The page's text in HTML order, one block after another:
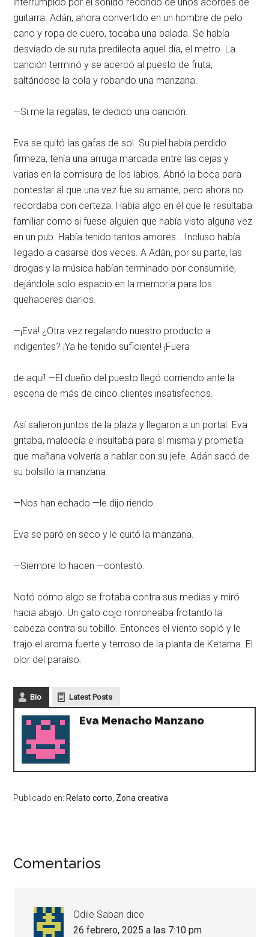
guitarra. Adán, ahora convertido en un hombre de pelo
cano y ropa de cuero, tocaba una balada. Se había
desviado de su ruta predilecta aquel día, el metro. La
canción terminó y se acercó al puesto de fruta,
saltándose la cola y robando una manzana:
—Si me la regalas, te dedico una canción.
Eva se quitó las gafas de sol. Su piel había perdido
firmeza, tenía una arruga marcada entre las cejas y
varias en la comisura de los labios. Abrió la boca para
contestar al que una vez fue su amante, pero ahora no
recordaba con certeza. Había algo en él que le resultaba
familiar como si fuese alguien que había visto alguna vez
en un pub. Había tenido tantos amores… Incluso había
llegado a casarse dos veces. A Adán, por su parte, las
drogas y la música habían terminado por consumirle,
dejándole solo espacio en la memoria para los
quehaceres diarios.
—¡Eva! ¿Otra vez regalando nuestro producto a
indigentes? ¡Ya he tenido suficiente! ¡Fuera
de aquí! —El dueño del puesto llegó corriendo ante la
escena de más de cinco clientes insatisfechos.
Así salieron juntos de la plaza y llegaron a un portal. Eva
gritaba, maldecía e insultaba para sí misma y prometía
que mañana volvería a hablar con su jefe. Adán sacó de
su bolsillo la manzana.
—Nos han echado —le dijo riendo.
Eva se paró en seco y le quitó la manzana.
—Siempre lo hacen —contestó.
Notó cómo algo se frotaba contra sus medias y miró
hacia abajo. Un gato cojo ronroneaba frotando la
cabeza contra su tobillo. Entonces el viento sopló y le
trajo el aroma fuerte y terroso de la planta de Ketama. El
olor del paraíso.
Bio Latest Posts
Eva Menacho Manzano
Publicado en: Relato corto Zona creativa
Comentarios
Odile Saban dice
26 febrero, 2025 a las 7:10 pm